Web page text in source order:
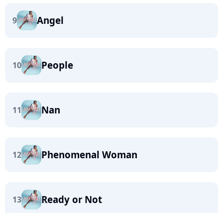
9 Angel
10 People
11 Nan
12 Phenomenal Woman
13 Ready or Not